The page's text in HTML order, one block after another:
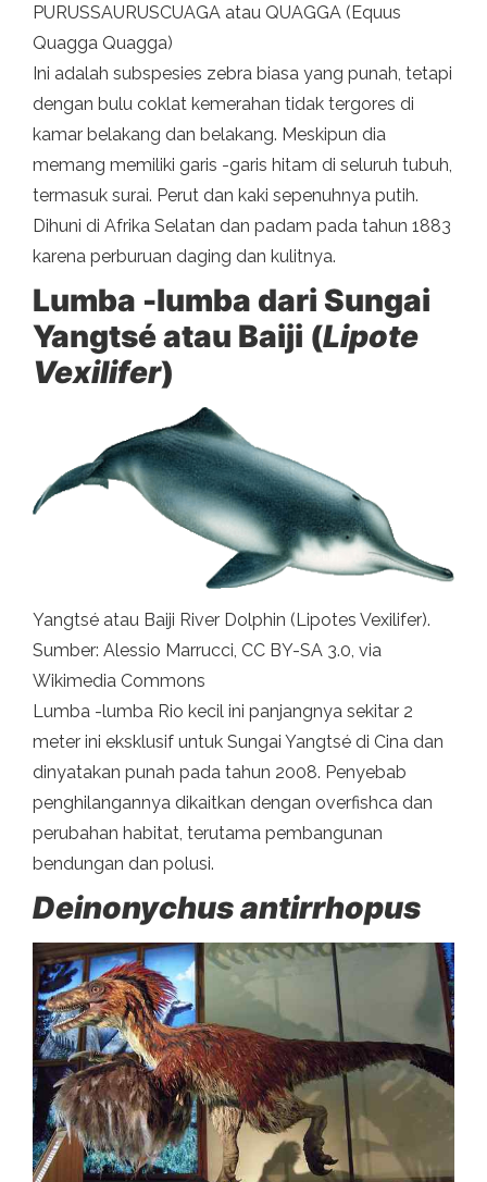
PURUSSAURUSCUAGA atau QUAGGA (Equus
Quagga Quagga)
Ini adalah subspesies zebra biasa yang punah, tetapi
dengan bulu coklat kemerahan tidak tergores di
kamar belakang dan belakang. Meskipun dia
memang memiliki garis -garis hitam di seluruh tubuh,
termasuk surai. Perut dan kaki sepenuhnya putih.
Dihuni di Afrika Selatan dan padam pada tahun 1883
karena perburuan daging dan kulitnya.
Lumba -lumba dari Sungai
Yangtsé atau Baiji (Lipote
Vexilifer)
Yangtsé atau Baiji River Dolphin (Lipotes Vexilifer).
Sumber: Alessio Marrucci, CC BY-SA 3.0, via
Wikimedia Commons
Lumba -lumba Rio kecil ini panjangnya sekitar 2
meter ini eksklusif untuk Sungai Yangtsé di Cina dan
dinyatakan punah pada tahun 2008. Penyebab
penghilangannya dikaitkan dengan overfishca dan
perubahan habitat, terutama pembangunan
bendungan dan polusi.
Deinonychus antirrhopus